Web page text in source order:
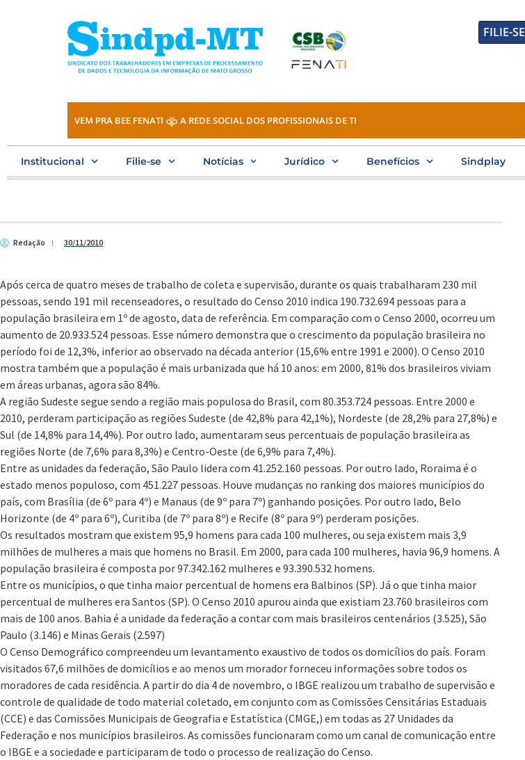
FILIE-SE
VEM PRA BEE FENATI A REDE SOCIAL DOS PROFISSIONAIS DE TI
Institucional Filie-se Notícias Jurídico Benefícios Sindplay
Redação 30/11/2010
Após cerca de quatro meses de trabalho de coleta e supervisão, durante os quais trabalharam 230 mil
pessoas, sendo 191 mil recenseadores, o resultado do Censo 2010 indica 190.732.694 pessoas para a
população brasileira em 1º de agosto, data de referência. Em comparação com o Censo 2000, ocorreu um
aumento de 20.933.524 pessoas. Esse número demonstra que o crescimento da população brasileira no
período foi de 12,3%, inferior ao observado na década anterior (15,6% entre 1991 e 2000). O Censo 2010
mostra também que a população é mais urbanizada que há 10 anos: em 2000, 81% dos brasileiros viviam
em áreas urbanas, agora são 84%.
A região Sudeste segue sendo a região mais populosa do Brasil, com 80.353.724 pessoas. Entre 2000 e
2010, perderam participação as regiões Sudeste (de 42,8% para 42,1%), Nordeste (de 28,2% para 27,8%) e
Sul (de 14,8% para 14,4%). Por outro lado, aumentaram seus percentuais de população brasileira as
regiões Norte (de 7,6% para 8,3%) e Centro-Oeste (de 6,9% para 7,4%).
Entre as unidades da federação, São Paulo lidera com 41.252.160 pessoas. Por outro lado, Roraima é o
estado menos populoso, com 451.227 pessoas. Houve mudanças no ranking dos maiores municípios do
país, com Brasília (de 6º para 4º) e Manaus (de 9º para 7º) ganhando posições. Por outro lado, Belo
Horizonte (de 4º para 6º), Curitiba (de 7º para 8º) e Recife (8º para 9º) perderam posições.
Os resultados mostram que existem 95,9 homens para cada 100 mulheres, ou seja existem mais 3,9
milhões de mulheres a mais que homens no Brasil. Em 2000, para cada 100 mulheres, havia 96,9 homens. A
população brasileira é composta por 97.342.162 mulheres e 93.390.532 homens.
Entre os municípios, o que tinha maior percentual de homens era Balbinos (SP). Já o que tinha maior
percentual de mulheres era Santos (SP). O Censo 2010 apurou ainda que existiam 23.760 brasileiros com
mais de 100 anos. Bahia é a unidade da federação a contar com mais brasileiros centenários (3.525), São
Paulo (3.146) e Minas Gerais (2.597)
O Censo Demográfico compreendeu um levantamento exaustivo de todos os domicílios do país. Foram
visitados 67,6 milhões de domicílios e ao menos um morador forneceu informações sobre todos os
moradores de cada residência. A partir do dia 4 de novembro, o IBGE realizou um trabalho de supervisão e
controle de qualidade de todo material coletado, em conjunto com as Comissões Censitárias Estaduais
(CCE) e das Comissões Municipais de Geografia e Estatística (CMGE,) em todas as 27 Unidades da
Federação e nos municípios brasileiros. As comissões funcionaram como um canal de comunicação entre
o IBGE e a sociedade e participaram de todo o processo de realização do Censo.